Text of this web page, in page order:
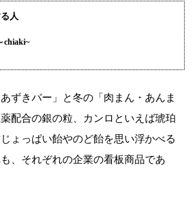
人
chiaki~
ずきバー」と冬の「肉まん・あんま
配合の銀の粒、カンロといえば琥珀
ょっぱい飴やのど飴を思い浮かべる
、それぞれの企業の看板商品であ